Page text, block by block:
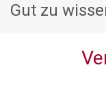
Gut zu